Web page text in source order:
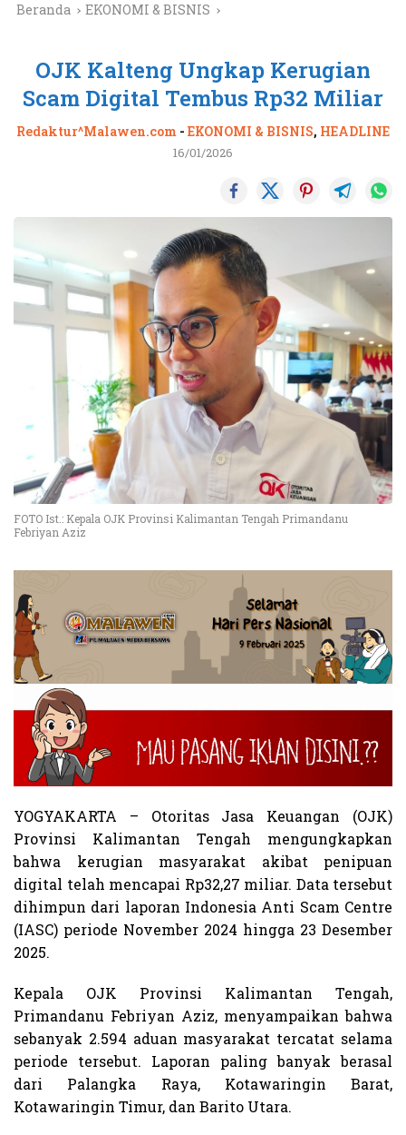
Beranda EKONOMI & BISNIS
OJK Kalteng Ungkap Kerugian
Scam Digital Tembus Rp32 Miliar
Redaktur^Malawen.com - EKONOMI & BISNIS, HEADLINE
16/01/2026
FOTO Ist.: Kepala OJK Provinsi Kalimantan Tengah Primandanu
Febriyan Aziz
YOGYAKARTA – Otoritas Jasa Keuangan (OJK)
Provinsi Kalimantan Tengah mengungkapkan
bahwa kerugian masyarakat akibat penipuan
digital telah mencapai Rp32,27 miliar. Data tersebut
dihimpun dari laporan Indonesia Anti Scam Centre
(IASC) periode November 2024 hingga 23 Desember
2025.
Kepala OJK Provinsi Kalimantan Tengah,
Primandanu Febriyan Aziz, menyampaikan bahwa
sebanyak 2.594 aduan masyarakat tercatat selama
periode tersebut. Laporan paling banyak berasal
dari Palangka Raya, Kotawaringin Barat,
Kotawaringin Timur, dan Barito Utara.